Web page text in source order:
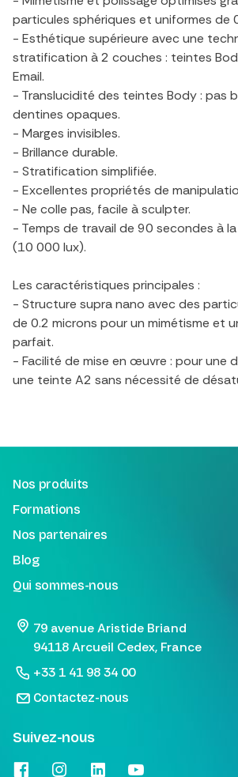
particules sphériques et uniformes de
- Esthétique supérieure avec une
stratification à 2 couches : teintes
Email.
- Translucidité des teintes Body : pas
dentines opaques.
- Marges invisibles.
- Brillance durable.
- Stratification simplifiée.
- Excellentes propriétés de
- Ne colle pas, facile à sculpter.
- Temps de travail de 90 secondes à
(10 000 lux).
Les caractéristiques principales :
- Structure supra nano avec des
de 0.2 microns pour un mimétisme et
parfait.
- Facilité de mise en œuvre : pour une
une teinte A2 sans nécessité de
Nos produits
Formations
Nos partenaires
Blog
Qui sommes-nous
79 avenue Aristide Briand
94118 Arcueil Cedex, France
+33 1 41 98 34 00
Contactez-nous
Suivez-nous